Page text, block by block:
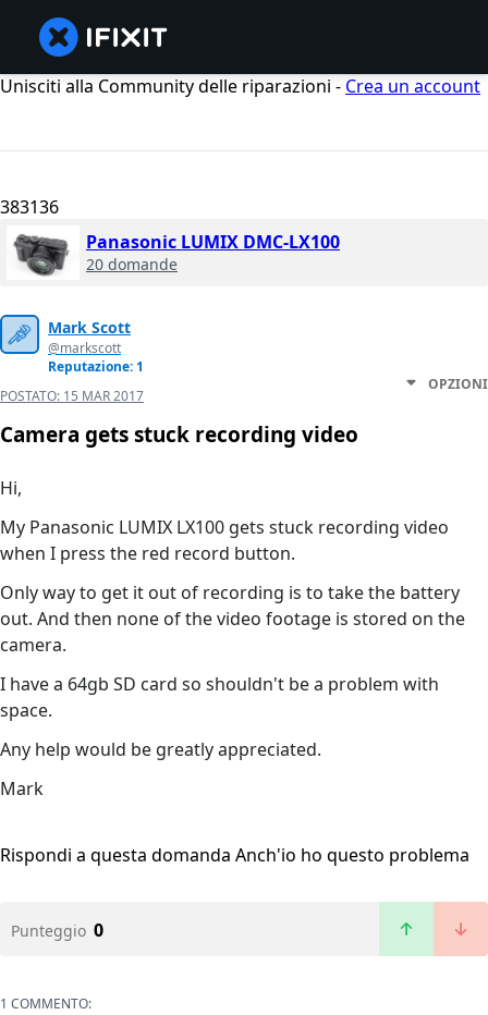
Unisciti alla Community delle riparazioni - Crea un account
383136
Panasonic LUMIX DMC-LX100
20 domande
Mark Scott
@markscott
Reputazione: 1
POSTATO: 15 MAR 2017
OPZIONI
Camera gets stuck recording video
Hi,
My Panasonic LUMIX LX100 gets stuck recording video
when I press the red record button.
Only way to get it out of recording is to take the battery
out. And then none of the video footage is stored on the
camera.
I have a 64gb SD card so shouldn't be a problem with
space.
Any help would be greatly appreciated.
Mark
Rispondi a questa domanda Anch'io ho questo problema
Punteggio 0
1 COMMENTO: